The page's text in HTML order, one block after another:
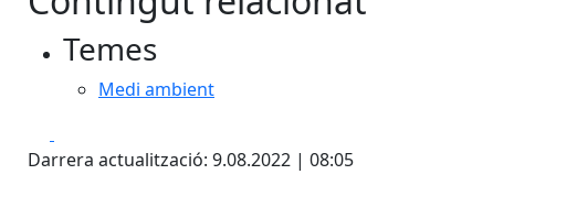
Temes
Medi ambient
Darrera actualització: 9.08.2022 | 08:05